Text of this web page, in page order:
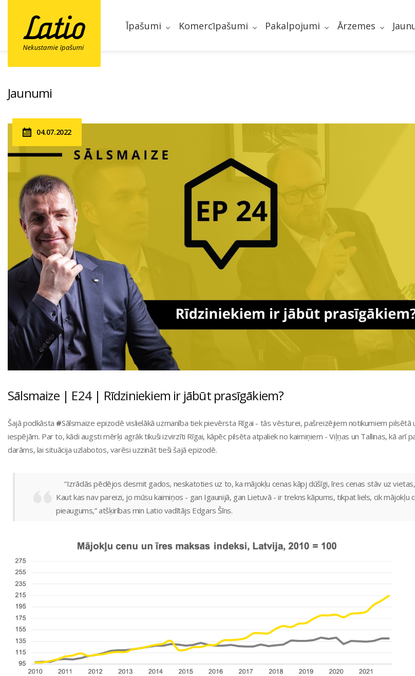
Īpašumi Komercīpašumi Pakalpojumi Ārzemes
Jaunumi
04.07.2022
Sālsmaize | E24 | Rīdziniekiem ir jābūt prasīgākiem?
Šajā podkāsta #Sālsmaize epizodē vislielākā uzmanība tiek pievērsta Rīgai - tās vēsturei, pašreizējiem notikumiem pilsētā
iespējām. Par to, kādi augsti mērķi agrāk tikuši izvirzīti Rīgai, kāpēc pilsēta atpaliek no kaimiņiem - Viļņas un Tallinas, kā arī
darāms, lai situācija uzlabotos, varēsi uzzināt tieši šajā epizodē.
“Izrādās pēdējos desmit gados, neskatoties uz to, ka mājokļu cenas kāpj dūšīgi, īres cenas stāv uz
Kaut kas nav pareizi, jo mūsu kaimiņos - gan Igaunijā, gan Lietuvā - ir trekns kāpums, tikpat liels, cik mājokļu
pieaugums,” atšķirības min Latio vadītājs Edgars Šīns.